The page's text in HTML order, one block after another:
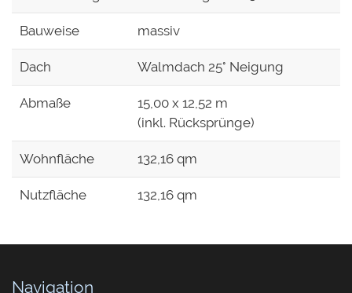
Bauweise massiv
Dach Walmdach 25° Neigung
Abmaße
15,00 x 12,52 m
(inkl. Rücksprünge)
Wohnfläche 132,16 qm
Nutzfläche 132,16 qm
Navigation